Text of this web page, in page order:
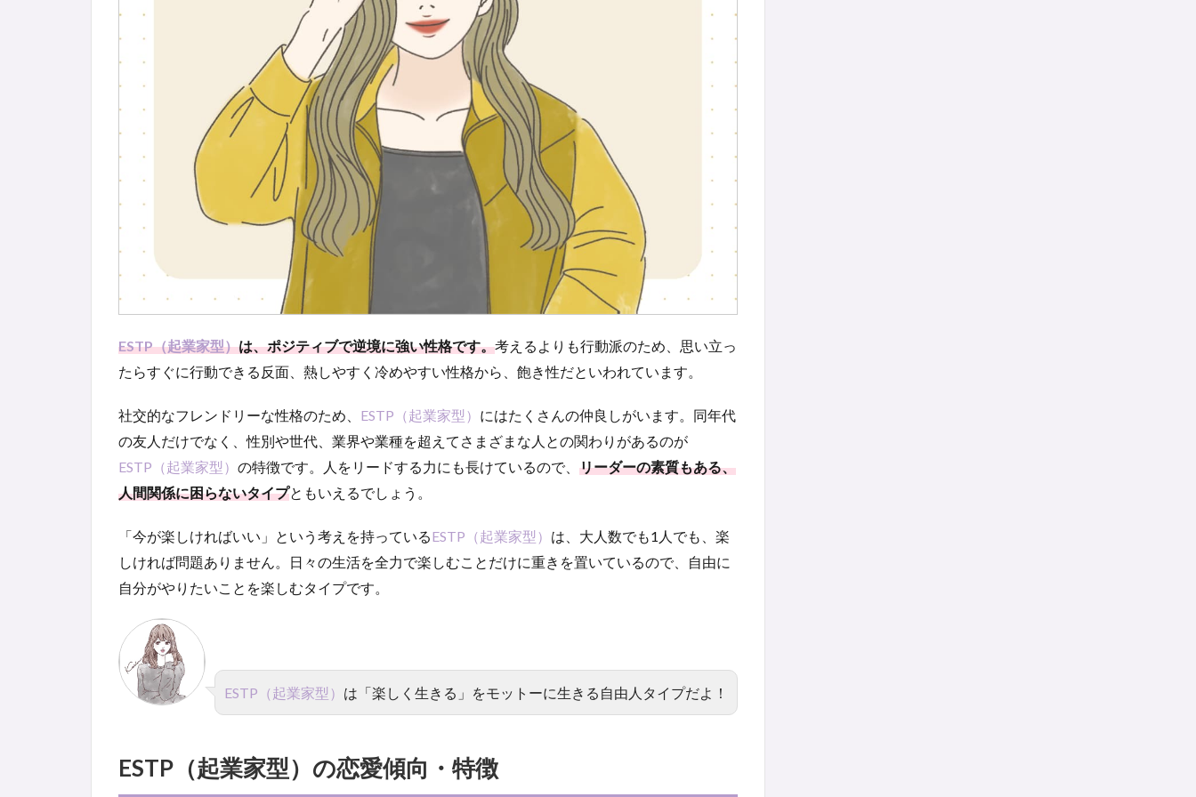
ESTP（起業家型）は、ポジティブで逆境に強い性格です。考えるよりも行動派のため、思い立っ
たらすぐに行動できる反面、熱しやすく冷めやすい性格から、飽き性だといわれています。
社交的なフレンドリーな性格のため、 ESTP（起業家型） にはたくさんの仲良しがいます。同年代
の友人だけでなく、性別や世代、業界や業種を超えてさまざまな人との関わりがあるのが
ESTP（起業家型） の特徴です。人をリードする力にも長けているので、 リーダーの素質もある、
人間関係に困らないタイプともいえるでしょう。
「今が楽しければいい」という考えを持っているESTP（起業家型） は、大人数でも1人でも、楽
しければ問題ありません。日々の生活を全力で楽しむことだけに重きを置いているので、自由に
自分がやりたいことを楽しむタイプです。
ESTP（起業家型） は「楽しく生きる」をモットーに生きる自由人タイプだよ！
ESTP（起業家型）の恋愛傾向・特徴